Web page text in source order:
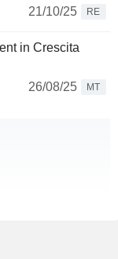
21/10/25
RE
in Crescita
26/08/25
MT